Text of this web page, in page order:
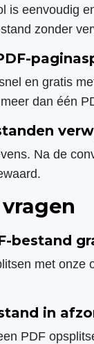
is eenvoudig
zonder
en gratis
dan één
Na de
bestand
met onze
in
PDF